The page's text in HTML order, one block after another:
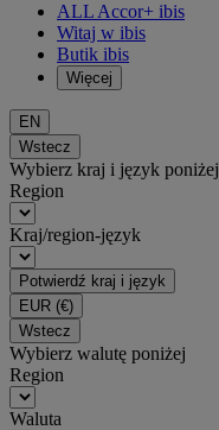
ALL Accor+ ibis
Witaj w ibis
Butik ibis
Więcej
EN
Wstecz
Wybierz kraj i język poniżej
Region
Kraj/region-język
Potwierdź kraj i język
EUR (€)
Wstecz
Wybierz walutę poniżej
Region
Waluta